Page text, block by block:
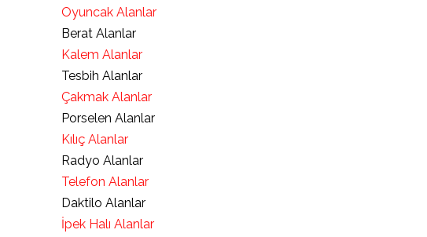
Oyuncak Alanlar
Berat Alanlar
Kalem Alanlar
Tesbih Alanlar
Çakmak Alanlar
Porselen Alanlar
Kılıç Alanlar
Radyo Alanlar
Telefon Alanlar
Daktilo Alanlar
İpek Halı Alanlar